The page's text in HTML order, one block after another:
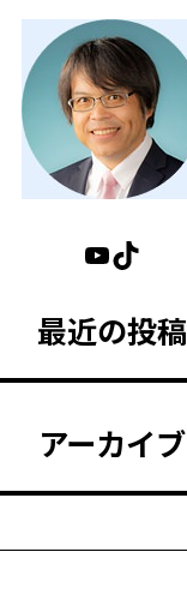
最近の投稿
アーカイブ